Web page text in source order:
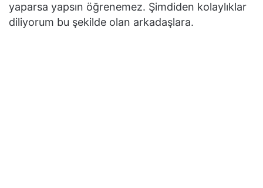
yaparsa yapsın öğrenemez. Şimdiden kolaylıklar
diliyorum bu şekilde olan arkadaşlara.